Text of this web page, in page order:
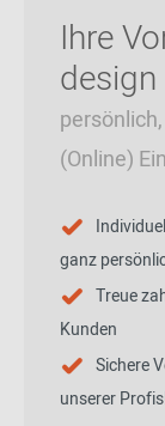
Ihre
design
(Online)
ganz
Treue
Kunden
Sichere
unserer